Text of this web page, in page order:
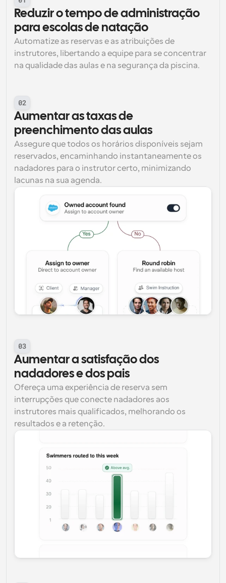
Reduzir o tempo de administração
para escolas de natação
Automatize as reservas e as atribuições de
instrutores, libertando a equipe para se concentrar
na qualidade das aulas e na segurança da piscina.
02
Aumentar as taxas de
preenchimento das aulas
Assegure que todos os horários disponíveis sejam
reservados, encaminhando instantaneamente os
nadadores para o instrutor certo, minimizando
lacunas na sua agenda.
03
Aumentar a satisfação dos
nadadores e dos pais
Ofereça uma experiência de reserva sem
interrupções que conecte nadadores aos
instrutores mais qualificados, melhorando os
resultados e a retenção.